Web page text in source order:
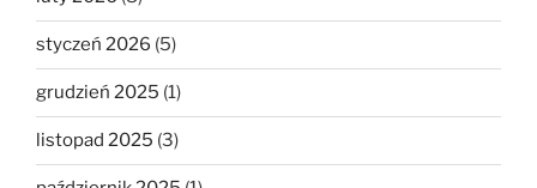
styczeń 2026 (5)
grudzień 2025 (1)
listopad 2025 (3)